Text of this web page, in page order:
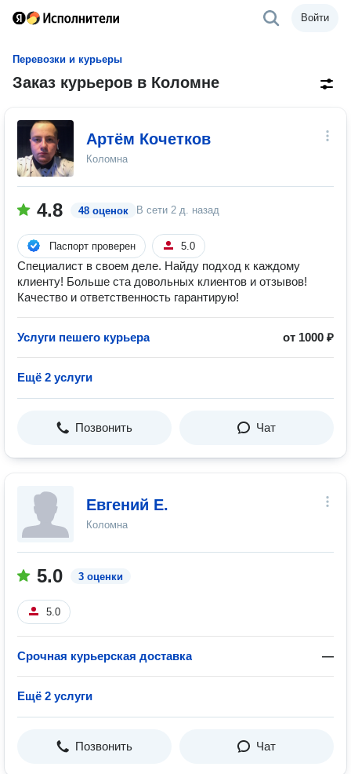
Войти
Перевозки и курьеры
Заказ курьеров в Коломне
Артём Кочетков
Коломна
4.8 48 оценок В сети 2 д. назад
Паспорт проверен 5.0
Специалист в своем деле. Найду подход к каждому
клиенту! Больше ста довольных клиентов и отзывов!
Качество и ответственность гарантирую!
Услуги пешего курьера от 1000 ₽
Ещё 2 услуги
Позвонить Чат
Евгений Е.
Коломна
5.0 3 оценки
5.0
Срочная курьерская доставка —
Ещё 2 услуги
Позвонить Чат